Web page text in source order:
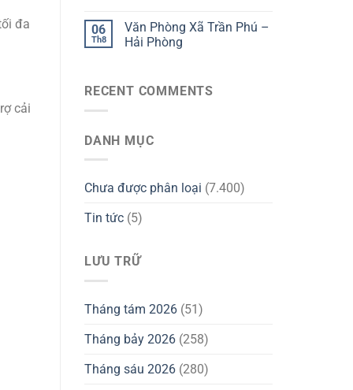
đa
cải
06
Th8
Văn Phòng Xã Trần Phú –
Hải Phòng
RECENT COMMENTS
DANH MỤC
Chưa được phân loại (7.400)
Tin tức (5)
LƯU TRỮ
Tháng tám 2026 (51)
Tháng bảy 2026 (258)
Tháng sáu 2026 (280)